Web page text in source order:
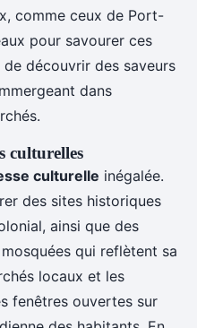
comme ceux de Port-
pour savourer ces
découvrir des saveurs
dans
culturelles
culturelle inégalée.
des sites historiques
ainsi que des
qui reflètent sa
locaux et les
fenêtres ouvertes sur